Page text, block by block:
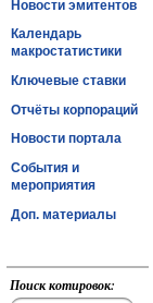
Новости эмитентов
Календарь
макростатистики
Ключевые ставки
Отчёты корпораций
Новости портала
События и
мероприятия
Доп. материалы
Поиск котировок: